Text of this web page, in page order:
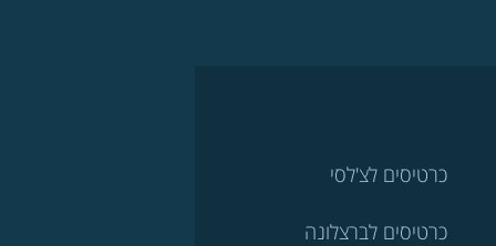
כרטיסים לצ'לסי
כרטיסים לברצלונה